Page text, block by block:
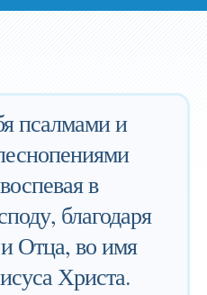
псалмами и
в
благодаря
и Отца, во имя
Христа.